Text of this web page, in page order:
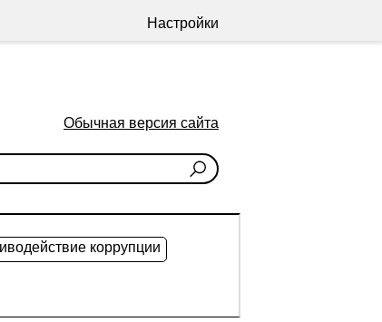
Настройки
Обычная версия сайта
коррупции